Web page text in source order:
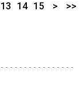
13 14 15 > >>